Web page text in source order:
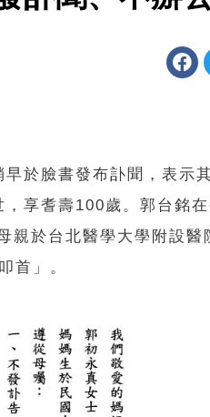
於臉書發布訃聞，表示
享耆壽100歲。郭台銘
親於台北醫學大學附設醫
首」。